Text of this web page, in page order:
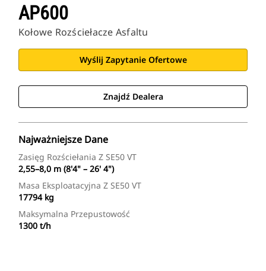
AP600
Kołowe Rozściełacze Asfaltu
Wyślij Zapytanie Ofertowe
Znajdź Dealera
Najważniejsze Dane
Zasięg Rozściełania Z SE50 VT
2,55–8,0 m (8'4" – 26' 4")
Masa Eksploatacyjna Z SE50 VT
17794 kg
Maksymalna Przepustowość
1300 t/h